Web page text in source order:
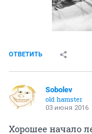
ОТВЕТИТЬ
Sobolev
old hamster
03 июня 2016
Хорошее начало